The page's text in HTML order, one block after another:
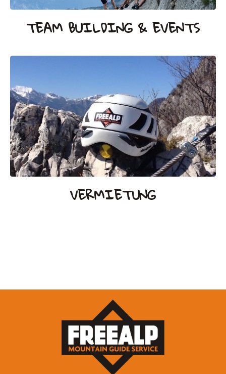
TEAM BUILDING & EVENTS
VERMIETUNG